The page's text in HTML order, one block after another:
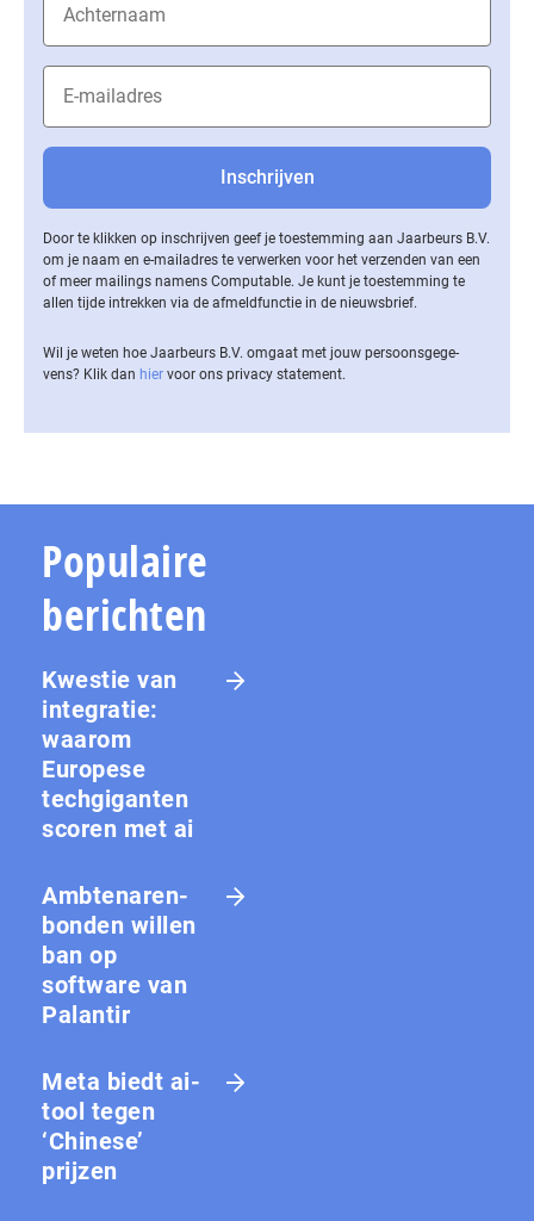
Door te klikken op inschrijven geef je toestemming aan Jaarbeurs B.V.
om je naam en e-mailadres te verwerken voor het verzenden van een
of meer mailings namens Computable. Je kunt je toestemming te
allen tijde intrekken via de af­meld­func­tie in de nieuwsbrief.
Wil je weten hoe Jaarbeurs B.V. omgaat met jouw per­soons­ge­ge­
vens? Klik dan hier voor ons privacy statement.
Populaire
berichten
Kwestie van
integratie:
waarom
Europese
techgiganten
scoren met ai
Amb­te­na­ren­
bon­den willen
ban op
software van
Palantir
Meta biedt ai-
tool tegen
‘Chinese’
prijzen